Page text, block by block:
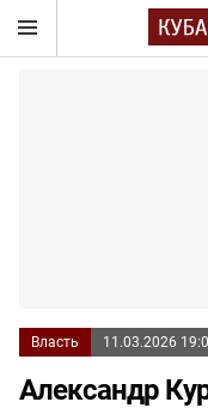
Власть 11.03.2026
Александр